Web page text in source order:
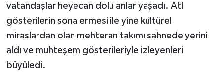
vatandaşlar heyecan dolu anlar yaşadı. Atlı
gösterilerin sona ermesi ile yine kültürel
miraslardan olan mehteran takımı sahnede yerini
aldı ve muhteşem gösterileriyle izleyenleri
büyüledi.